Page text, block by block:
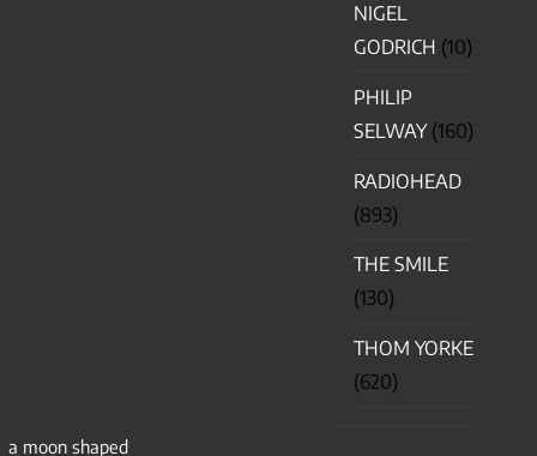
NIGEL
GODRICH (10)
PHILIP
SELWAY(160)
RADIOHEAD
(893)
THE SMILE
(130)
THOM YORKE
(620)
a moon shaped